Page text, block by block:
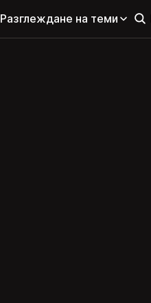
Разглеждане на теми